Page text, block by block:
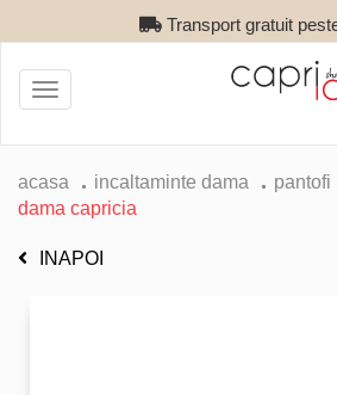
Transport gratuit
Toggle
navigation
acasa incaltaminte dama pantofi
dama capricia
INAPOI